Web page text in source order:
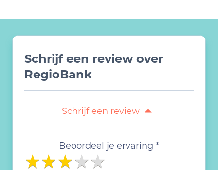
Schrijf een review over
RegioBank
Schrijf een review
Beoordeel je ervaring *